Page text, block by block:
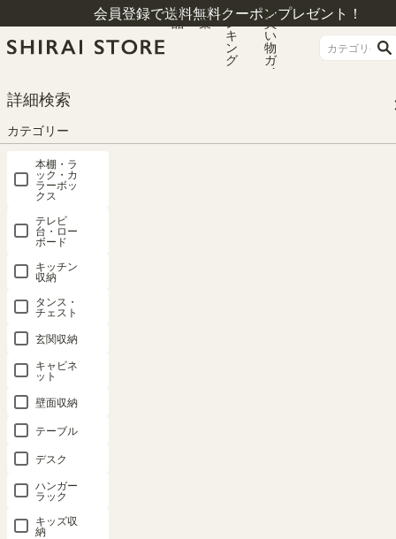
会員登録で送料無料クーポンプレゼント！
商
品
特
集
ラ
ン
キ
ン
グ
お
買
い
物
ガ
イ
詳細検索
カテゴリー
本棚・ラ
ック・カ
ラーボッ
クス
テレビ
台・ロー
ボード
キッチン
収納
タンス・
チェスト
玄関収納
キャビネ
ット
壁面収納
テーブル
デスク
ハンガー
ラック
キッズ収
納
HOME カテゴリー
下駄箱 シューズボックス 幅60cm 高さ103cm ダークブラウン 通気性 抜群 約1
8足収納 スリット扉 靴箱 玄関収納 ガルバートン GBT-1060D